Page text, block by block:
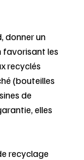
donner un
favorisant les
recyclés
(bouteilles
de
elles
recyclage